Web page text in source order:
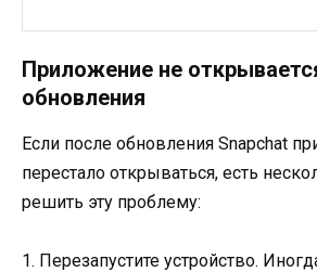
Приложение не
обновления
Если после обновления Snapchat
перестало открываться, есть
решить эту проблему:
1. Перезапустите устройство.